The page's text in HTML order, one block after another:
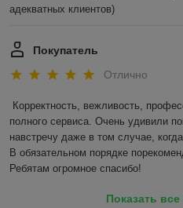
адекватных клиентов)
Покупатель
Отлично
Корректность, вежливость,
полного сервиса. Очень удивили
навстречу даже в том случае,
В обязательном порядке
Ребятам огромное спасибо!
Показать